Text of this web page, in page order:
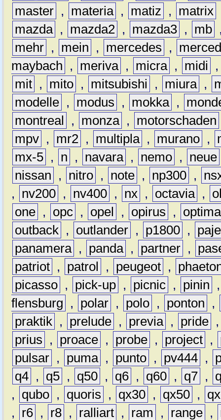
master , materia , matiz , matrix
mazda , mazda2 , mazda3 , mb
mehr , mein , mercedes ,
maybach
, meriva , micra , midi
mit , mito , mitsubishi , miura ,
modelle , modus , mokka ,
montreal
, monza , motorschaden
mpv , mr2 , multipla , murano ,
mx-5 , n , navara , nemo , neue
nissan
, nitro , note , np300 ,
,
nv200 , nv400 , nx , octavia ,
one , opc , opel , opirus ,
optima
outback , outlander , p1800 ,
panamera , panda , partner ,
patriot , patrol , peugeot ,
picasso , pick-up , picnic , pinin
flensburg
, polar , polo , ponton
,
praktik , prelude , previa , pride
prius
, proace , probe , project ,
pulsar , puma , punto , pv444 ,
q4 , q5 , q50 , q6 , q60 , q7 ,
,
qubo , quoris , qx30 , qx50 ,
,
r6 , r8 , ralliart , ram , range ,